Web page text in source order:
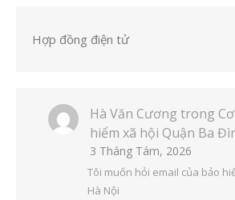
Hợp đồng điện tử
Hà Văn Cương trong
hiểm xã hội Quận Ba
3 Tháng Tám, 2026
Tôi muốn hỏi email của bảo
Hà Nội